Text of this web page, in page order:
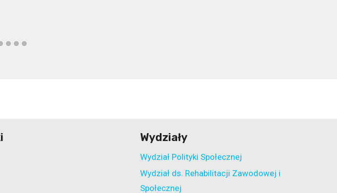
Wydziały
Wydział Polityki Społecznej
Wydział ds. Rehabilitacji Zawodowej i
Społecznej